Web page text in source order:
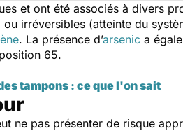
et ont été associés à divers
irréversibles (atteinte du
. La présence d’arsenic a
65.
tampons : ce que l'on sait
ne pas présenter de risque